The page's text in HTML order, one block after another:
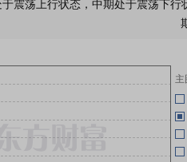
06-13
于震荡上行状态，中期处于震荡下
主